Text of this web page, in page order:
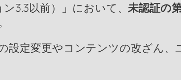
3.3以前）」において、未認証の
定変更やコンテンツの改ざん、